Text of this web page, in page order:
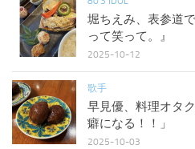
堀ちえみ、表参道
って笑って。』
2025-10-12
歌手
早見優、料理オタ
癖になる！！」
2025-10-03